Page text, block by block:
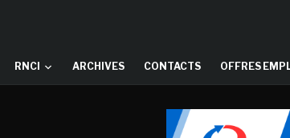
RNCI ARCHIVES CONTACTS OFFRES